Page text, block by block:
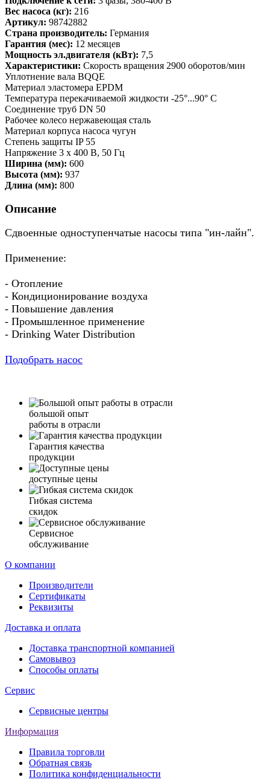
Вес насоса (кг): 216
Артикул: 98742882
Страна производитель: Германия
Гарантия (мес): 12 месяцев
Мощность эл.двигателя (кВт): 7,5
Характеристики: Скорость вращения 2900 оборотов/мин
Уплотнение вала BQQE
Материал эластомера EPDM
Температура перекачиваемой жидкости -25°...90° C
Соединение труб DN 50
Рабочее колесо нержавеющая сталь
Материал корпуса насоса чугун
Степень защиты IP 55
Напряжение 3 x 400 В, 50 Гц
Ширина (мм): 600
Высота (мм): 937
Длина (мм): 800
Описание
Сдвоенные одноступенчатые насосы типа "ин-лайн".
Применение:
- Отопление
- Кондиционирование воздуха
- Повышение давления
- Промышленное применение
- Drinking Water Distribution
Подобрать насос
большой опыт
работы в отрасли
Гарантия качества
продукции
доступные цены
Гибкая система
скидок
Сервисное
обслуживание
О компании
Производители
Сертификаты
Реквизиты
Доставка и оплата
Доставка транспортной компанией
Самовывоз
Способы оплаты
Сервис
Сервисные центры
Информация
Правила торговли
Обратная связь
Политика конфиденциальности